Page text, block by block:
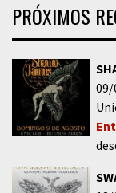
PRÓXIMOS
09/